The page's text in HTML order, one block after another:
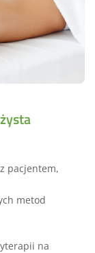
pacjentem,
metod
na